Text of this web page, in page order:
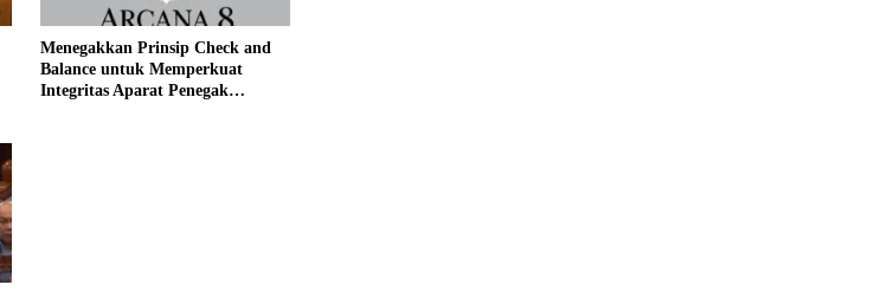
Menegakkan Prinsip Check and
Balance untuk Memperkuat
Integritas Aparat Penegak